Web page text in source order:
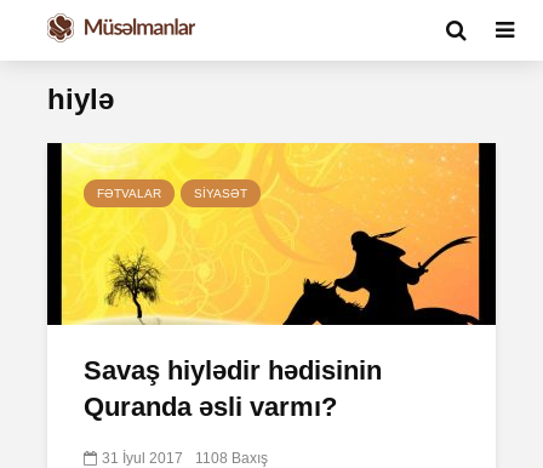
hiylə
FƏTVALAR SIYASƏT
Savaş hiylədir hədisinin
Quranda əsli varmı?
31 İyul 2017 1108 Baxış